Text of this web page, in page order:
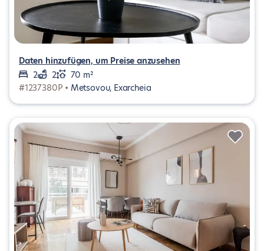
Daten hinzufügen, um Preise anzusehen
2
2
70 m²
#1237380P • Metsovou, Exarcheia